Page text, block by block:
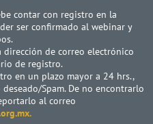
contar con registro en la
ser confirmado al webinar y
dirección de correo electrónico
de registro.
en un plazo mayor a 24 hrs.,
Spam. De no encontrarlo
al correo